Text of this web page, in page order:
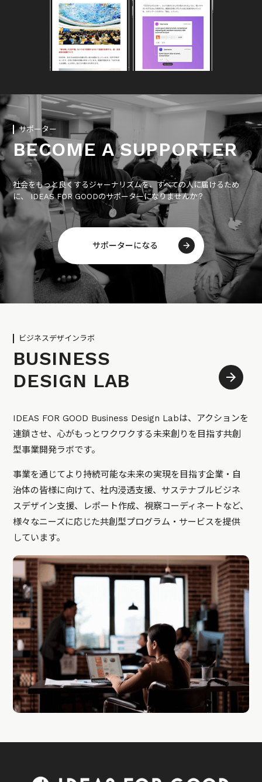
サポーター
BECOME A SUPPORTER
社会をもっと良くするジャーナリズムを、すべての人に届けるため
に、 IDEAS FOR GOODのサポーターになりませんか？
サポーターになる
ビジネスデザインラボ
BUSINESS
DESIGN LAB
IDEAS FOR GOOD Business Design Labは、アクションを
連鎖させ、心がもっとワクワクする未来創りを目指す共創
型事業開発ラボです。
事業を通じてより持続可能な未来の実現を目指す企業・自
治体の皆様に向けて、社内浸透支援、サステナブルビジネ
スデザイン支援、レポート作成、視察コーディネートなど、
様々なニーズに応じた共創型プログラム・サービスを提供
しています。